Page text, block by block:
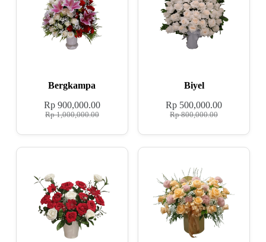
Bergkampa
Rp1,000,000.00
Rp900,000.00
Biyel
Rp800,000.00
Rp 500,000.00